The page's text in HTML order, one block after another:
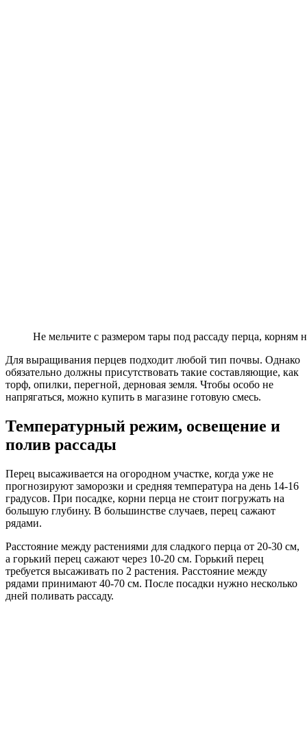
Не мельчите с размером тары под рассаду перца, корням
Для выращивания перцев подходит любой тип почвы. Однако
обязательно должны присутствовать такие составляющие, как
торф, опилки, перегной, дерновая земля. Чтобы особо не
напрягаться, можно купить в магазине готовую смесь.
Температурный режим, освещение и
полив рассады
Перец высаживается на огородном участке, когда уже не
прогнозируют заморозки и средняя температура на день 14-16
градусов. При посадке, корни перца не стоит погружать на
большую глубину. В большинстве случаев, перец сажают
рядами.
Расстояние между растениями для сладкого перца от 20-30 см,
а горький перец сажают через 10-20 см. Горький перец
требуется высаживать по 2 растения. Расстояние между
рядами принимают 40-70 см. После посадки нужно несколько
дней поливать рассаду.